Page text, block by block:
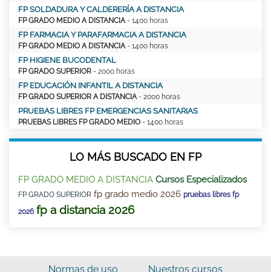
FP SOLDADURA Y CALDERERÍA A DISTANCIA
FP GRADO MEDIO A DISTANCIA - 1400 horas
FP FARMACIA Y PARAFARMACIA A DISTANCIA
FP GRADO MEDIO A DISTANCIA - 1400 horas
FP HIGIENE BUCODENTAL
FP GRADO SUPERIOR - 2000 horas
FP EDUCACIÓN INFANTIL A DISTANCIA
FP GRADO SUPERIOR A DISTANCIA - 2000 horas
PRUEBAS LIBRES FP EMERGENCIAS SANITARIAS
PRUEBAS LIBRES FP GRADO MEDIO - 1400 horas
LO MÁS BUSCADO EN FP
FP GRADO MEDIO A DISTANCIA Cursos Especializados
FP GRADO SUPERIOR fp grado medio 2026 pruebas libres fp
2026 fp a distancia 2026
Normas de uso Nuestros cursos